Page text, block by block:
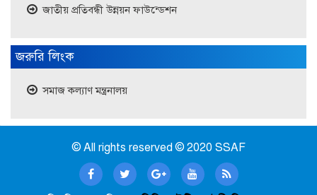
জাতীয় ‍প্রতিবন্ধী উন্নয়ন ফাউন্ডেশন
জরুরি লিংক
সমাজ কল্যাণ মন্ত্রনালয়
© All rights reserved © 2020 SSAF